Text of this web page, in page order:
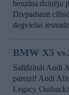
benzīna dzinēju
Divpadsmit
degvielas
BMW X5
Salīdzināt Audi
pareizi! Audi
Legacy